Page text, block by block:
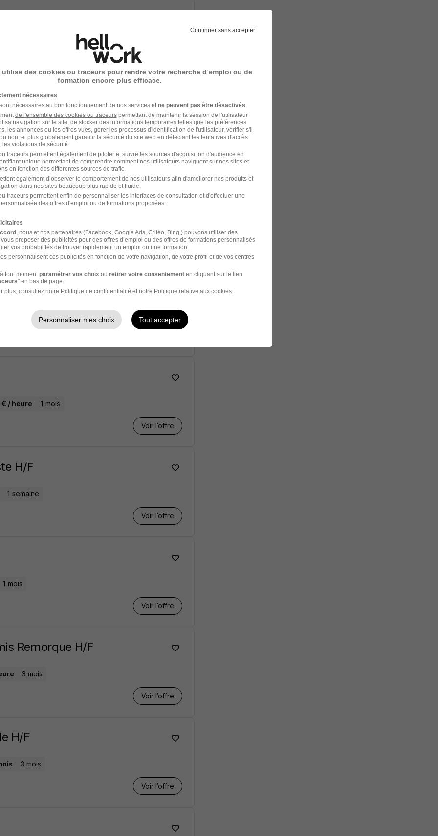
- Jardinier H/F
Voir l’offre
3 mois
Voir l’offre
H/F
3 mois
Voir l’offre
€ / heure
€ / heure 1 mois
Voir l’offre
H/F
1 semaine
Voir l’offre
1 mois
Voir l’offre
Remorque H/F
3 mois
Voir l’offre
H/F
3 mois
Voir l’offre
Continuer sans accepter
utilise des cookies ou traceurs pour rendre votre recherche d’emploi ou de
formation encore plus efficace.
nécessaires
nécessaires au bon fonctionnement de nos services et ne peuvent pas être désactivés
de l'ensemble des cookies ou traceurspermettant de maintenir la session de l'utilisateur
sa navigation sur le site, de stocker des informations temporaires telles que les préférences
les annonces ou les offres vues, gérer les processus d'identification de l'utilisateur, vérifier s'il
non, et plus globalement garantir la sécurité du site web en détectant les tentatives d'accès
violations de sécurité.
traceurs permettent également de piloter et suivre les sources d'acquisition d'audience en
unique permettant de comprendre comment nos utilisateurs naviguent sur nos sites et
en fonction des différentes sources de trafic.
également d’observer le comportement de nos utilisateurs afin d'améliorer nos produits et
dans nos sites beaucoup plus rapide et fluide.
traceurs permettent enfin de personnaliser les interfaces de consultation et d'effectuer une
des offres d'emploi ou de formations proposées.
, nous et nos partenaires (Facebook, Google Ads, Critéo, Bing,) pouvons utiliser des
proposer des publicités pour des offres d’emploi ou des offres de formations personnalisés
vos probabilités de trouver rapidement un emploi ou une formation.
personnalisent ces publicités en fonction de votre navigation, de votre profil et de vos centres
tout moment paramétrer vos choix ou retirer votre consentementen cliquant sur le lien
" en bas de page.
plus, consultez notre Politique de confidentialité et notre Politique relative aux cookies.
Personnaliser mes choix Tout accepter